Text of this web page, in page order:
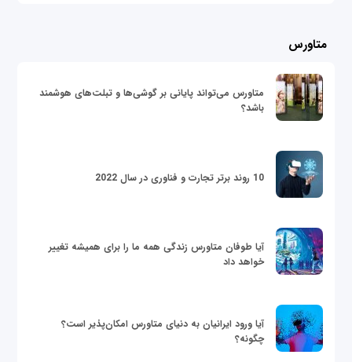
متاورس
متاورس می‌تواند پایانی بر گوشی‌ها و تبلت‌های هوشمند
باشد؟
10 روند برتر تجارت و فناوری در سال 2022
آیا طوفان متاورس زندگی همه ما را برای همیشه تغییر
خواهد داد
آیا ورود ایرانیان به دنیای متاورس امکان‌پذیر است؟
چگونه؟